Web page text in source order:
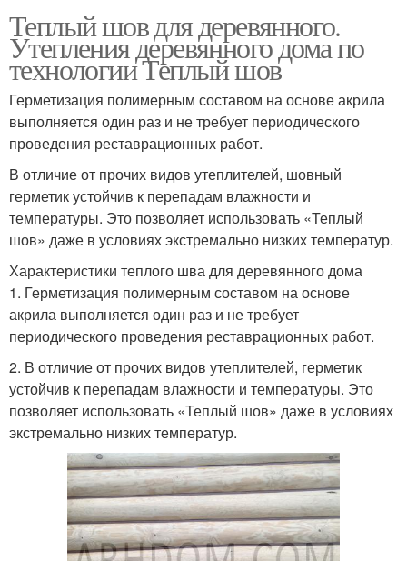
Теплый шов для деревянного.
Утепления деревянного дома по
технологии Теплый шов
Герметизация полимерным составом на основе акрила
выполняется один раз и не требует периодического
проведения реставрационных работ.
В отличие от прочих видов утеплителей, шовный
герметик устойчив к перепадам влажности и
температуры. Это позволяет использовать «Теплый
шов» даже в условиях экстремально низких температур.
Характеристики теплого шва для деревянного дома
1. Герметизация полимерным составом на основе
акрила выполняется один раз и не требует
периодического проведения реставрационных работ.
2. В отличие от прочих видов утеплителей, герметик
устойчив к перепадам влажности и температуры. Это
позволяет использовать «Теплый шов» даже в условиях
экстремально низких температур.